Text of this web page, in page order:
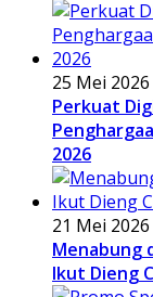
25 Mei 2026
Perkuat
2026
21 Mei 2026
Menabung
Ikut Dieng